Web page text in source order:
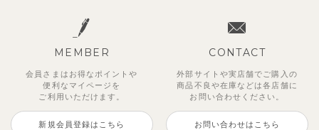
MEMBER
会員さまはお得なポイントや
便利な マイページを
ご利用いただけます。
新規会員登録はこちら
CONTACT
外部サイトや実店舗でご購入の
商品不良や在庫などは各店舗に
お問い合わせください。
お問い合わせはこちら